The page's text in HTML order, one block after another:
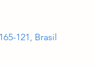
121, Brasil